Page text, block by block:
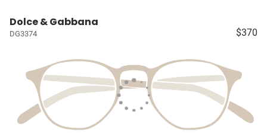
Dolce & Gabbana
DG3374 $370